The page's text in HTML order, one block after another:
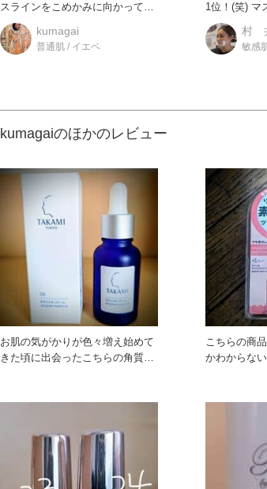
スラインをこめかみに向かって引
き上げながら密着させ、つけてい
kumagai
普通肌 / イエベ
1位！(笑) マスク生活の影響なの
か年齢的なも
村
敏感
kumagaiのほかのレビュー
お肌の気がかりが色々増え始めて
きた頃に出会ったこちらの角質美
こちらの商
かわからない